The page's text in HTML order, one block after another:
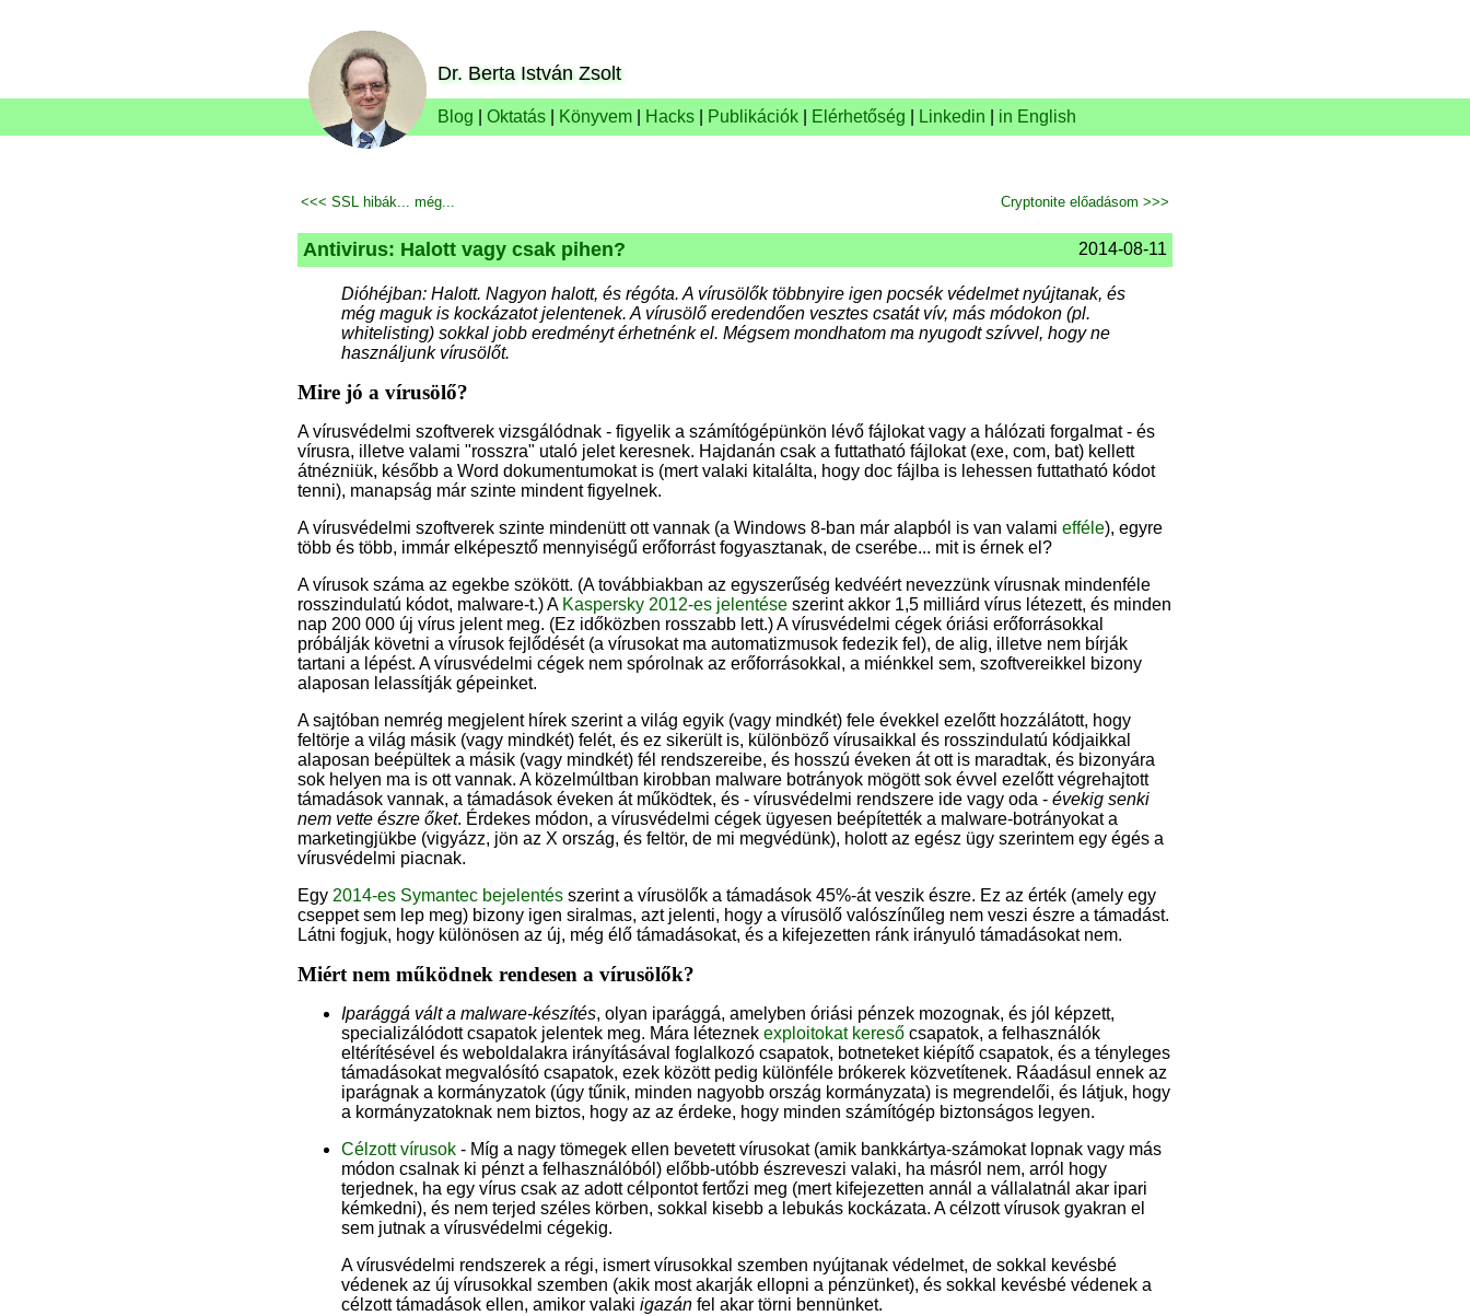
Dr. Berta István Zsolt
Blog Oktatás Könyvem Hacks Publikációk Elérhetőség Linkedin in English
<<< SSL hibák... még... Cryptonite előadásom >>>
Antivirus: Halott vagy csak pihen? 2014-08-11
Dióhéjban: Halott. Nagyon halott, és régóta. A vírusölők többnyire igen pocsék védelmet nyújtanak, és
még maguk is kockázatot jelentenek. A vírusölő eredendően vesztes csatát vív, más módokon (pl.
whitelisting) sokkal jobb eredményt érhetnénk el. Mégsem mondhatom ma nyugodt szívvel, hogy ne
használjunk vírusölőt.
Mire jó a vírusölő?
A vírusvédelmi szoftverek vizsgálódnak - figyelik a számítógépünkön lévő fájlokat vagy a hálózati forgalmat - és
vírusra, illetve valami "rosszra" utaló jelet keresnek. Hajdanán csak a futtatható fájlokat (exe, com, bat) kellett
átnézniük, később a Word dokumentumokat is (mert valaki kitalálta, hogy doc fájlba is lehessen futtatható kódot
tenni), manapság már szinte mindent figyelnek.
A vírusvédelmi szoftverek szinte mindenütt ott vannak (a Windows 8-ban már alapból is van valami efféle), egyre
több és több, immár elképesztő mennyiségű erőforrást fogyasztanak, de cserébe... mit is érnek el?
A vírusok száma az egekbe szökött. (A továbbiakban az egyszerűség kedvéért nevezzünk vírusnak mindenféle
rosszindulatú kódot, malware-t.) A Kaspersky 2012-es jelentése szerint akkor 1,5 milliárd vírus létezett, és minden
nap 200 000 új vírus jelent meg. (Ez időközben rosszabb lett.) A vírusvédelmi cégek óriási erőforrásokkal
próbálják követni a vírusok fejlődését (a vírusokat ma automatizmusok fedezik fel), de alig, illetve nem bírják
tartani a lépést. A vírusvédelmi cégek nem spórolnak az erőforrásokkal, a miénkkel sem, szoftvereikkel bizony
alaposan lelassítják gépeinket.
A sajtóban nemrég megjelent hírek szerint a világ egyik (vagy mindkét) fele évekkel ezelőtt hozzálátott, hogy
feltörje a világ másik (vagy mindkét) felét, és ez sikerült is, különböző vírusaikkal és rosszindulatú kódjaikkal
alaposan beépültek a másik (vagy mindkét) fél rendszereibe, és hosszú éveken át ott is maradtak, és bizonyára
sok helyen ma is ott vannak. A közelmúltban kirobban malware botrányok mögött sok évvel ezelőtt végrehajtott
támadások vannak, a támadások éveken át működtek, és - vírusvédelmi rendszere ide vagy oda - évekig senki
nem vette észre őket. Érdekes módon, a vírusvédelmi cégek ügyesen beépítették a malware-botrányokat a
marketingjükbe (vigyázz, jön az X ország, és feltör, de mi megvédünk), holott az egész ügy szerintem egy égés a
vírusvédelmi piacnak.
Egy 2014-es Symantec bejelentés szerint a vírusölők a támadások 45%-át veszik észre. Ez az érték (amely egy
cseppet sem lep meg) bizony igen siralmas, azt jelenti, hogy a vírusölő valószínűleg nem veszi észre a támadást.
Látni fogjuk, hogy különösen az új, még élő támadásokat, és a kifejezetten ránk irányuló támadásokat nem.
Miért nem működnek rendesen a vírusölők?
Iparággá vált a malware-készítés, olyan iparággá, amelyben óriási pénzek mozognak, és jól képzett,
specializálódott csapatok jelentek meg. Mára léteznek exploitokat kereső csapatok, a felhasználók
eltérítésével és weboldalakra irányításával foglalkozó csapatok, botneteket kiépítő csapatok, és a tényleges
támadásokat megvalósító csapatok, ezek között pedig különféle brókerek közvetítenek. Ráadásul ennek az
iparágnak a kormányzatok (úgy tűnik, minden nagyobb ország kormányzata) is megrendelői, és látjuk, hogy
a kormányzatoknak nem biztos, hogy az az érdeke, hogy minden számítógép biztonságos legyen.
Célzott vírusok - Míg a nagy tömegek ellen bevetett vírusokat (amik bankkártya-számokat lopnak vagy más
módon csalnak ki pénzt a felhasználóból) előbb-utóbb észreveszi valaki, ha másról nem, arról hogy
terjednek, ha egy vírus csak az adott célpontot fertőzi meg (mert kifejezetten annál a vállalatnál akar ipari
kémkedni), és nem terjed széles körben, sokkal kisebb a lebukás kockázata. A célzott vírusok gyakran el
sem jutnak a vírusvédelmi cégekig.
A vírusvédelmi rendszerek a régi, ismert vírusokkal szemben nyújtanak védelmet, de sokkal kevésbé
védenek az új vírusokkal szemben (akik most akarják ellopni a pénzünket), és sokkal kevésbé védenek a
célzott támadások ellen, amikor valaki igazán fel akar törni bennünket.